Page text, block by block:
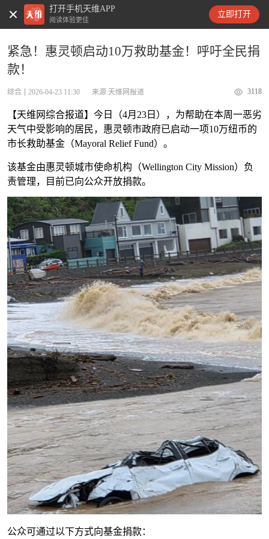
打开手机天维APP
阅读体验更佳
立即打开
天维新闻
紧急！惠灵顿启动10万救助基金！呼吁全民捐
款！
综合 2026-04-23 11:30 来源:天维网报道 3118
【天维网综合报道】今日（4月23日），为帮助在本周一恶劣
天气中受影响的居民，惠灵顿市政府已启动一项10万纽币的
市长救助基金（Mayoral Relief Fund）。
该基金由惠灵顿城市使命机构（Wellington City Mission）负
责管理，目前已向公众开放捐款。
公众可通过以下方式向基金捐款：